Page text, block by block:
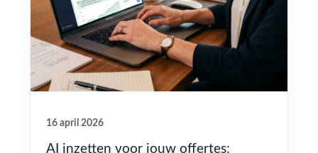
16 april 2026
AI inzetten voor jouw offertes: